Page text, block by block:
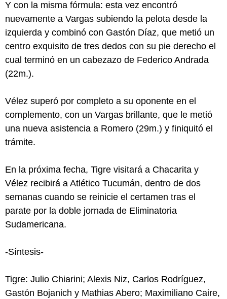
Y con la misma fórmula: esta vez encontró
nuevamente a Vargas subiendo la pelota desde la
izquierda y combinó con Gastón Díaz, que metió un
centro exquisito de tres dedos con su pie derecho el
cual terminó en un cabezazo de Federico Andrada
(22m.).
Vélez superó por completo a su oponente en el
complemento, con un Vargas brillante, que le metió
una nueva asistencia a Romero (29m.) y finiquitó el
trámite.
En la próxima fecha, Tigre visitará a Chacarita y
Vélez recibirá a Atlético Tucumán, dentro de dos
semanas cuando se reinicie el certamen tras el
parate por la doble jornada de Eliminatoria
Sudamericana.
-Síntesis-
Tigre: Julio Chiarini; Alexis Niz, Carlos Rodríguez,
Gastón Bojanich y Mathias Abero; Maximiliano Caire,